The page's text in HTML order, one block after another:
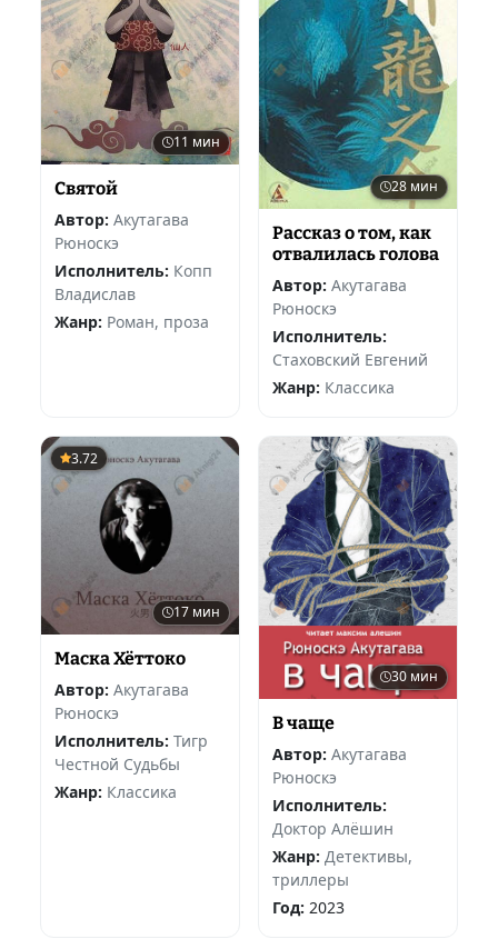
11 мин
Святой
Автор: Акутагава
Рюноскэ
Исполнитель: Копп
Владислав
Жанр: Роман, проза
28 мин
Рассказ о том, как
отвалилась голова
Автор: Акутагава
Рюноскэ
Исполнитель:
Стаховский Евгений
Жанр: Классика
3.72
17 мин
Маска Хёттоко
Автор: Акутагава
Рюноскэ
Исполнитель: Тигр
Честной Судьбы
Жанр: Классика
30 мин
В чаще
Автор: Акутагава
Рюноскэ
Исполнитель:
Доктор Алёшин
Жанр: Детективы,
триллеры
Год: 2023